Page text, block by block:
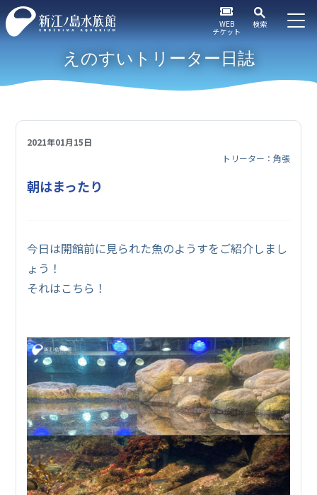
WEB
チケット
検索
えのすいトリーター日誌
2021年01月15日
トリーター：角張
朝はまったり
今日は開館前に見られた魚のようすをご紹介しまし
ょう！
それはこちら！